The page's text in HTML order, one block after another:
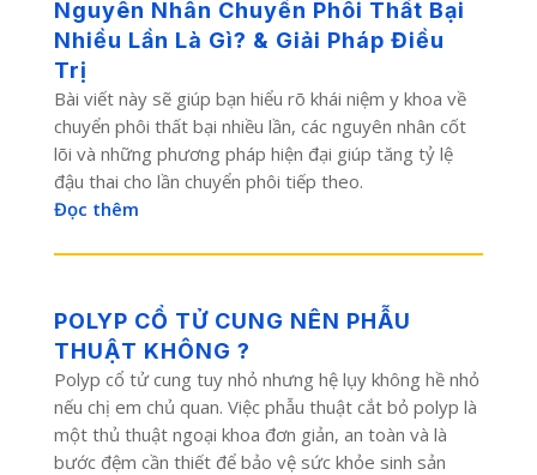
Nguyên Nhân Chuyển Phôi Thất Bại
Nhiều Lần Là Gì? & Giải Pháp Điều
Trị
Bài viết này sẽ giúp bạn hiểu rõ khái niệm y khoa về
chuyển phôi thất bại nhiều lần, các nguyên nhân cốt
lõi và những phương pháp hiện đại giúp tăng tỷ lệ
đậu thai cho lần chuyển phôi tiếp theo.
Đọc thêm
POLYP CỔ TỬ CUNG NÊN PHẪU
THUẬT KHÔNG ?
Polyp cổ tử cung tuy nhỏ nhưng hệ lụy không hề nhỏ
nếu chị em chủ quan. Việc phẫu thuật cắt bỏ polyp là
một thủ thuật ngoại khoa đơn giản, an toàn và là
bước đệm cần thiết để bảo vệ sức khỏe sinh sản